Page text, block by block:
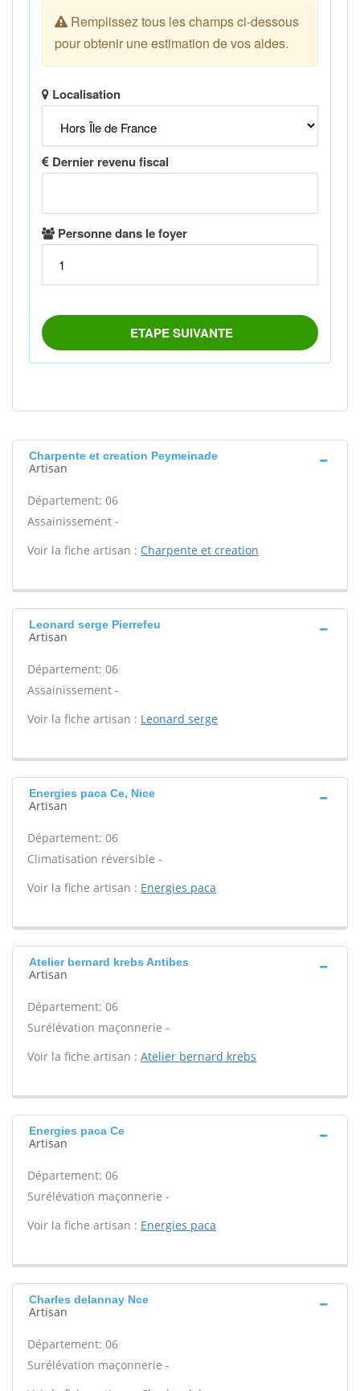
Charpente et creation Peymeinade
Artisan
Département: 06
Assainissement -
Voir la fiche artisan : Charpente et creation
Leonard serge Pierrefeu
Artisan
Département: 06
Assainissement -
Voir la fiche artisan : Leonard serge
Energies paca Ce, Nice
Artisan
Département: 06
Climatisation réversible -
Voir la fiche artisan : Energies paca
Atelier bernard krebs Antibes
Artisan
Département: 06
Surélévation maçonnerie -
Voir la fiche artisan : Atelier bernard krebs
Energies paca Ce
Artisan
Département: 06
Surélévation maçonnerie -
Voir la fiche artisan : Energies paca
Charles delannay Nce
Artisan
Département: 06
Surélévation maçonnerie -